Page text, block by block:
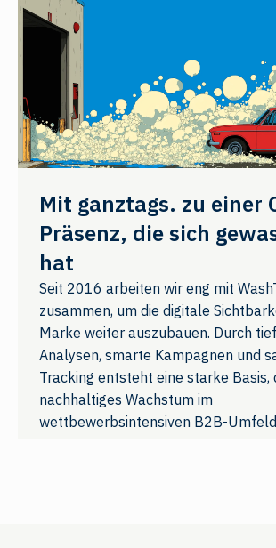
Mit ganztags. zu einer
Präsenz, die sich
hat
Seit 2016 arbeiten wir eng mit
zusammen, um die digitale
Marke weiter auszubauen. Durch
Analysen, smarte Kampagnen und
Tracking entsteht eine starke Basis,
nachhaltiges Wachstum im
wettbewerbsintensiven B2B-